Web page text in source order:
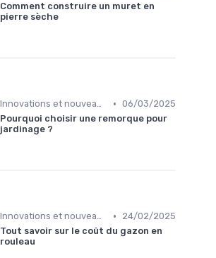
Comment construire un muret en
pierre sèche
Innovations et nouveaux produits • 06/03/2025
Pourquoi choisir une remorque pour
jardinage ?
Innovations et nouveaux produits •
24/02/2025
Tout savoir sur le coût du gazon en
rouleau